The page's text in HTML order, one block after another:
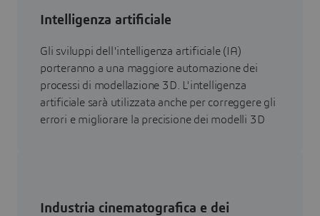
Intelligenza artificiale
Gli sviluppi dell'intelligenza artificiale (IA)
porteranno a una maggiore automazione dei
processi di modellazione 3D. L'intelligenza
artificiale sarà utilizzata anche per correggere gli
errori e migliorare la precisione dei modelli 3D
Industria cinematografica e dei